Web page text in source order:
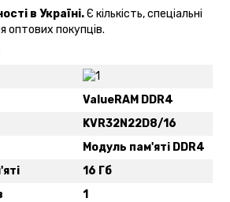
в Україні.Є кількість, спеціальні
оптових покупців.
ValueRAM DDR4
KVR32N22D8/16
Модуль пам'яті DDR4
16 Гб
1